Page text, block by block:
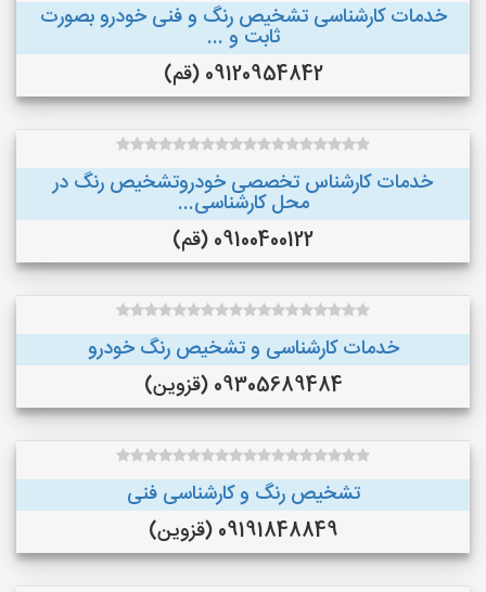
خدمات کارشناسی تشخیص رنگ و فنی خودرو بصورت
ثابت و ...
09120954842 (قم)
خدمات کارشناس تخصصی خودروتشخیص رنگ در
محل کارشناسی...
09100400122 (قم)
خدمات کارشناسی و تشخیص رنگ خودرو
09305689484 (قزوین)
تشخیص رنگ و کارشناسی فنی
09191848849 (قزوین)